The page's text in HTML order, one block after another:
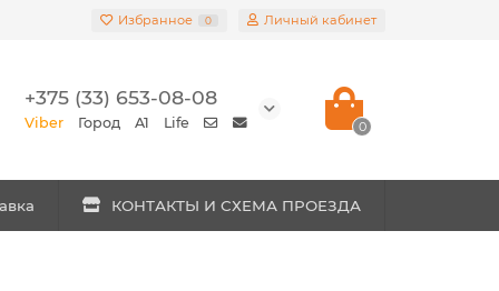
Избранное 0 Личный кабинет
+375 (33) 653-08-08
Viber Город A1 Life 0
КОНТАКТЫ И СХЕМА ПРОЕЗДА